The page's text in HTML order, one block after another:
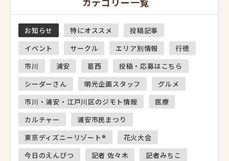
お知らせ 特にオススメ
投稿記事
イベント
サークル エリア別情報
行徳
市川
浦安 葛西
投稿・応募はこちら
シーダーさん
明光企画スタッフ
グルメ
市川・浦安・江戸川区のジモト情報
医療
カルチャー
浦安市民まつり
東京ディズニーリゾート®
花火大会
今日のえんぴつ
記者 佐々木
記者みちこ